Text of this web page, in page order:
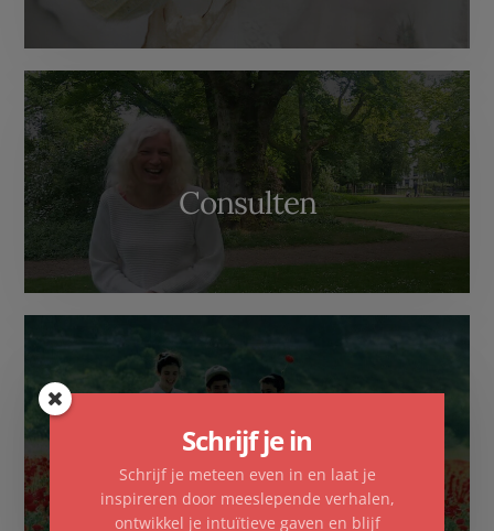
Consulten
Familieopstellingen
Schrijf je in
Schrijf je meteen even in en laat je
inspireren door meeslepende verhalen,
ontwikkel je intuïtieve gaven en blijf